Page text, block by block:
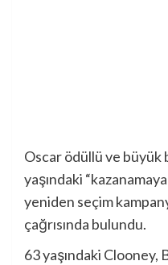
Oscar ödüllü ve büyük
yaşındaki
yeniden seçim
çağrısında bulundu.
63 yaşındaki Clooney,